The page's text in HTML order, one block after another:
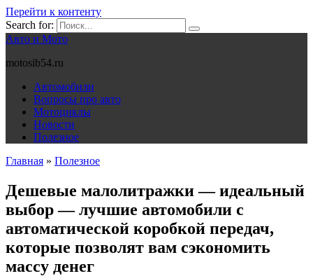
Перейти к контенту
Search for:
Авто и Мото
motosib54.ru
Автомобили
Вопросы про авто
Мотоциклы
Новости
Полезное
Главная » Полезное
Дешевые малолитражки — идеальный
выбор — лучшие автомобили с
автоматической коробкой передач,
которые позволят вам сэкономить
массу денег